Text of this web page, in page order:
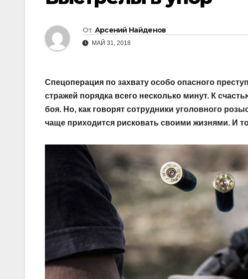
От Арсений Найденов
МАЙ 31, 2018
Спецоперация по захвату особо опасного
стражей порядка всего несколько минут. К
боя. Но, как говорят сотрудники уголовного
чаще приходится рисковать своими жизнями. И